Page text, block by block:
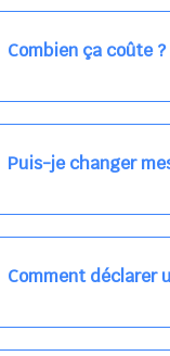
les places disponibles
Combien ça coûte ?
Votre accueil est
habituel. N'hésitez
Puis-je changer
Dans votre profil
email, par SMS, par
Comment déclarer
Signalez une absence
ou